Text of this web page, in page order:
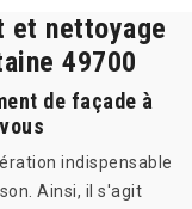
et nettoyage
49700
de façade à
indispensable
Ainsi, il s'agit